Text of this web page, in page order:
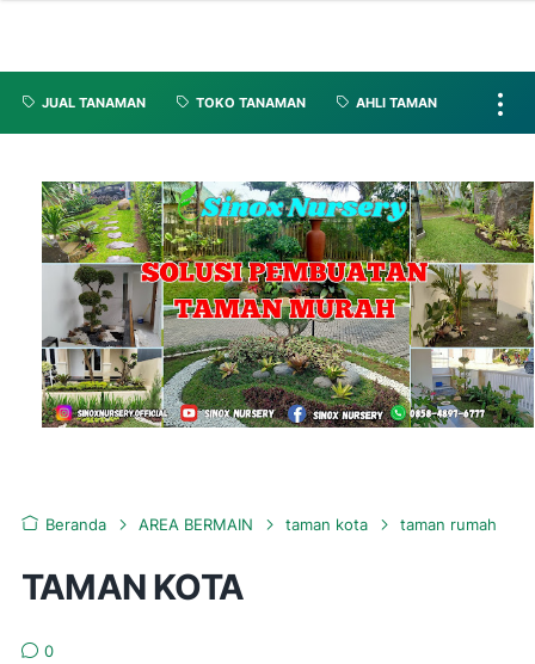
JUAL TANAMAN TOKO TANAMAN AHLI TAMAN
Beranda AREA BERMAIN taman kota taman rumah
TAMAN KOTA
0